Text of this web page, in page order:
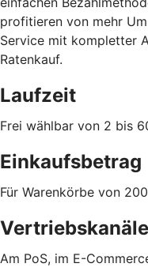
profitieren von mehr
Service mit kompletter
Ratenkauf.
Laufzeit
Frei wählbar von 2 bis
Einkaufsbetrag
Für Warenkörbe von
Vertriebskanäle
Am PoS, im E-